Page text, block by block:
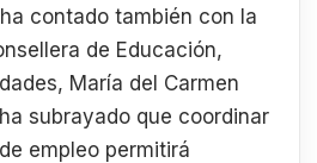
contado también con la
de Educación,
María del Carmen
subrayado que coordinar
empleo permitirá